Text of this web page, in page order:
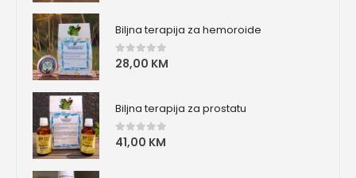
Biljna terapija za hemoroide
0od 5
28,00 KM
Biljna terapija za prostatu
0od 5
41,00 KM